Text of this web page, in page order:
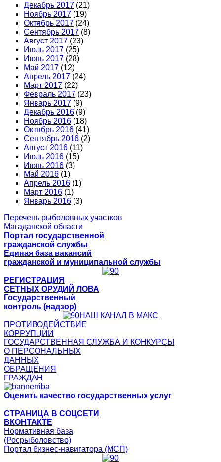
Декабрь 2017 (21)
Ноябрь 2017 (19)
Октябрь 2017 (24)
Сентябрь 2017 (8)
Август 2017 (23)
Июль 2017 (25)
Июнь 2017 (28)
Май 2017 (12)
Апрель 2017 (24)
Март 2017 (22)
Февраль 2017 (23)
Январь 2017 (9)
Декабрь 2016 (9)
Ноябрь 2016 (18)
Октябрь 2016 (41)
Сентябрь 2016 (2)
Август 2016 (11)
Июль 2016 (15)
Июнь 2016 (3)
Май 2016 (1)
Апрель 2016 (1)
Март 2016 (1)
Январь 2016 (3)
Перечень рыболовных участков
Магаданской области
Портал государственной
гражданской службы
Единая база вакансий
гражданской и муниципальной службы
РЕГИСТРАЦИЯ
СЕТНЫХ ОРУДИЙ ЛОВА
Государственный
контроль (надзор)
НАШ КАНАЛ В МАКС
ПРОТИВОДЕЙСТВИЕ
КОРРУПЦИИ
ГОСУДАРСТВЕННАЯ СЛУЖБА И КОНКУРСЫ
О ПЕРСОНАЛЬНЫХ
ДАННЫХ
ОБРАЩЕНИЯ
ГРАЖДАН
Оценить качество государственных услуг
СТРАНИЦА В СОЦСЕТИ
ВКОНТАКТЕ
Нормативная база
(Росрыболовство)
Портал бизнес-навигатора (МСП)